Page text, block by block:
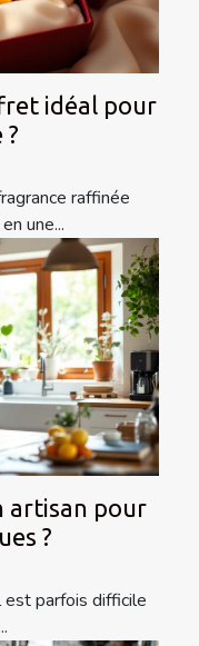
idéal pour
raffinée
une...
artisan pour
?
est parfois difficile